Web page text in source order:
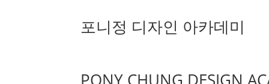
포니정 디자인 아카데미